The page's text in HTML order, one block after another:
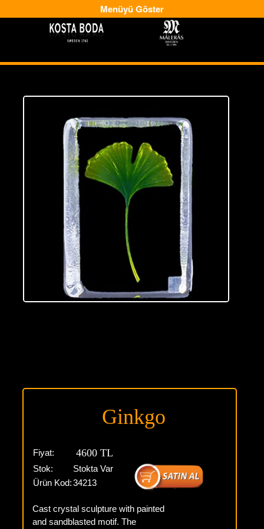
Menüyü Göster
Ginkgo
Fiyat: 4600 TL
Stok:
Stokta Var
Ürün Kod:34213
Cast crystal sculpture with painted
and sandblasted motif. The